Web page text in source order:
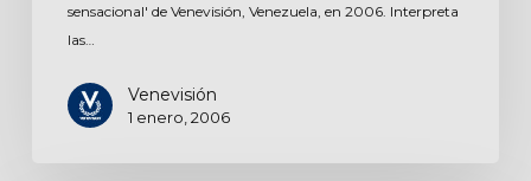
sensacional' de Venevisión, Venezuela, en 2006. Interpreta
las…
Venevisión
1 enero, 2006